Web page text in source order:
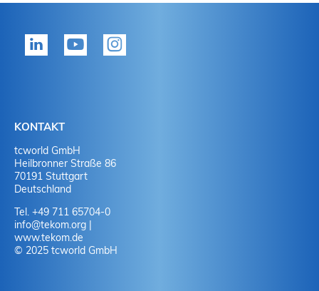
KONTAKT
tcworld GmbH
Heilbronner Straße 86
70191 Stuttgart
Deutschland
Tel. +49 711 65704-0
info@tekom.org |
www.tekom.de
© 2025 tcworld GmbH